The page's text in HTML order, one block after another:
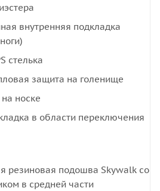
внутренняя подкладка
стелька
защита на голенище
носке
в области переключения
резиновая подошва Skywalk со
в средней части